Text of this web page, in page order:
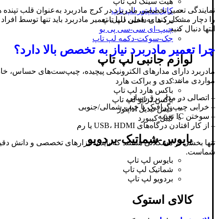
کابل اداپتور لپ تاپ
برد های داخلی لپ تاپ
چیپ-ای سی-سی پی یو
جک-سوکت-دکمه لپ تاپ
لوازم جانبی لپ تاپ
کدی و براکت هارد
باکس هارد لپ تاپ
باکس درایو لپ تاپ
فیش تبدیل اداپتور
لیبل کیبورد
بایوس-شماتیک-بردویو
بایوس لپ تاپ
شماتیک لپ تاپ
بردویو لپ تاپ
کالای استوک
نمایندگی تعمیر تخصصی مادربرد در کرج مادربرد به‌عنوان قلب
را دچار مشکل کند. به همین دلیل، تعمیر مادربرد باید تنها توسط
انتها دنبال کنید.
چرا تعمیر مادربرد نیاز به تخصص بالا دارد؟
مادربرد دارای مدارهای الکترونیکی پیچیده، چیپ‌ست‌های حساس،
مواردی مانند:
– اتصالی در مدار برق‌رسانی
– خرابی چیپ گرافیک یا چیپ شمالی/جنوبی
– سوختن IC تغذیه
– از کار افتادن درگاه‌های USB، HDMI یا رم
تنها بخشی از مشکلاتی هستند که باید با ابزارهای تخصصی و دانش
شماست.